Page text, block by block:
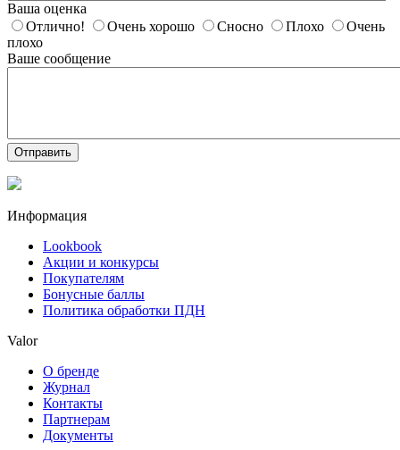
Ваша оценка
Отлично!
Очень хорошо Сносно Плохо
Очень
плохо
Ваше сообщение
Отправить
Информация
Lookbook
Акции и конкурсы
Покупателям
Бонусные баллы
Политика обработки ПДН
Valor
О бренде
Журнал
Контакты
Партнерам
Документы